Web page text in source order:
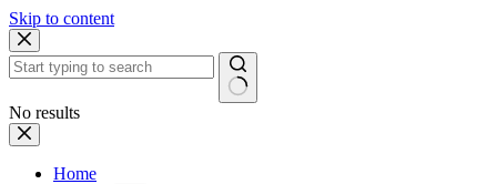
Skip to content
No results
Home